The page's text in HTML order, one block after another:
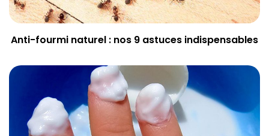
Anti-fourmi naturel : nos 9 astuces indispensables